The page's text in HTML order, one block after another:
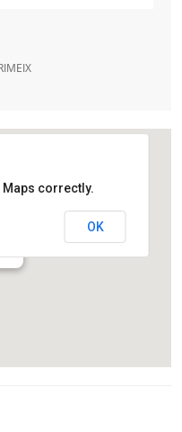
4-5
correctly.
OK